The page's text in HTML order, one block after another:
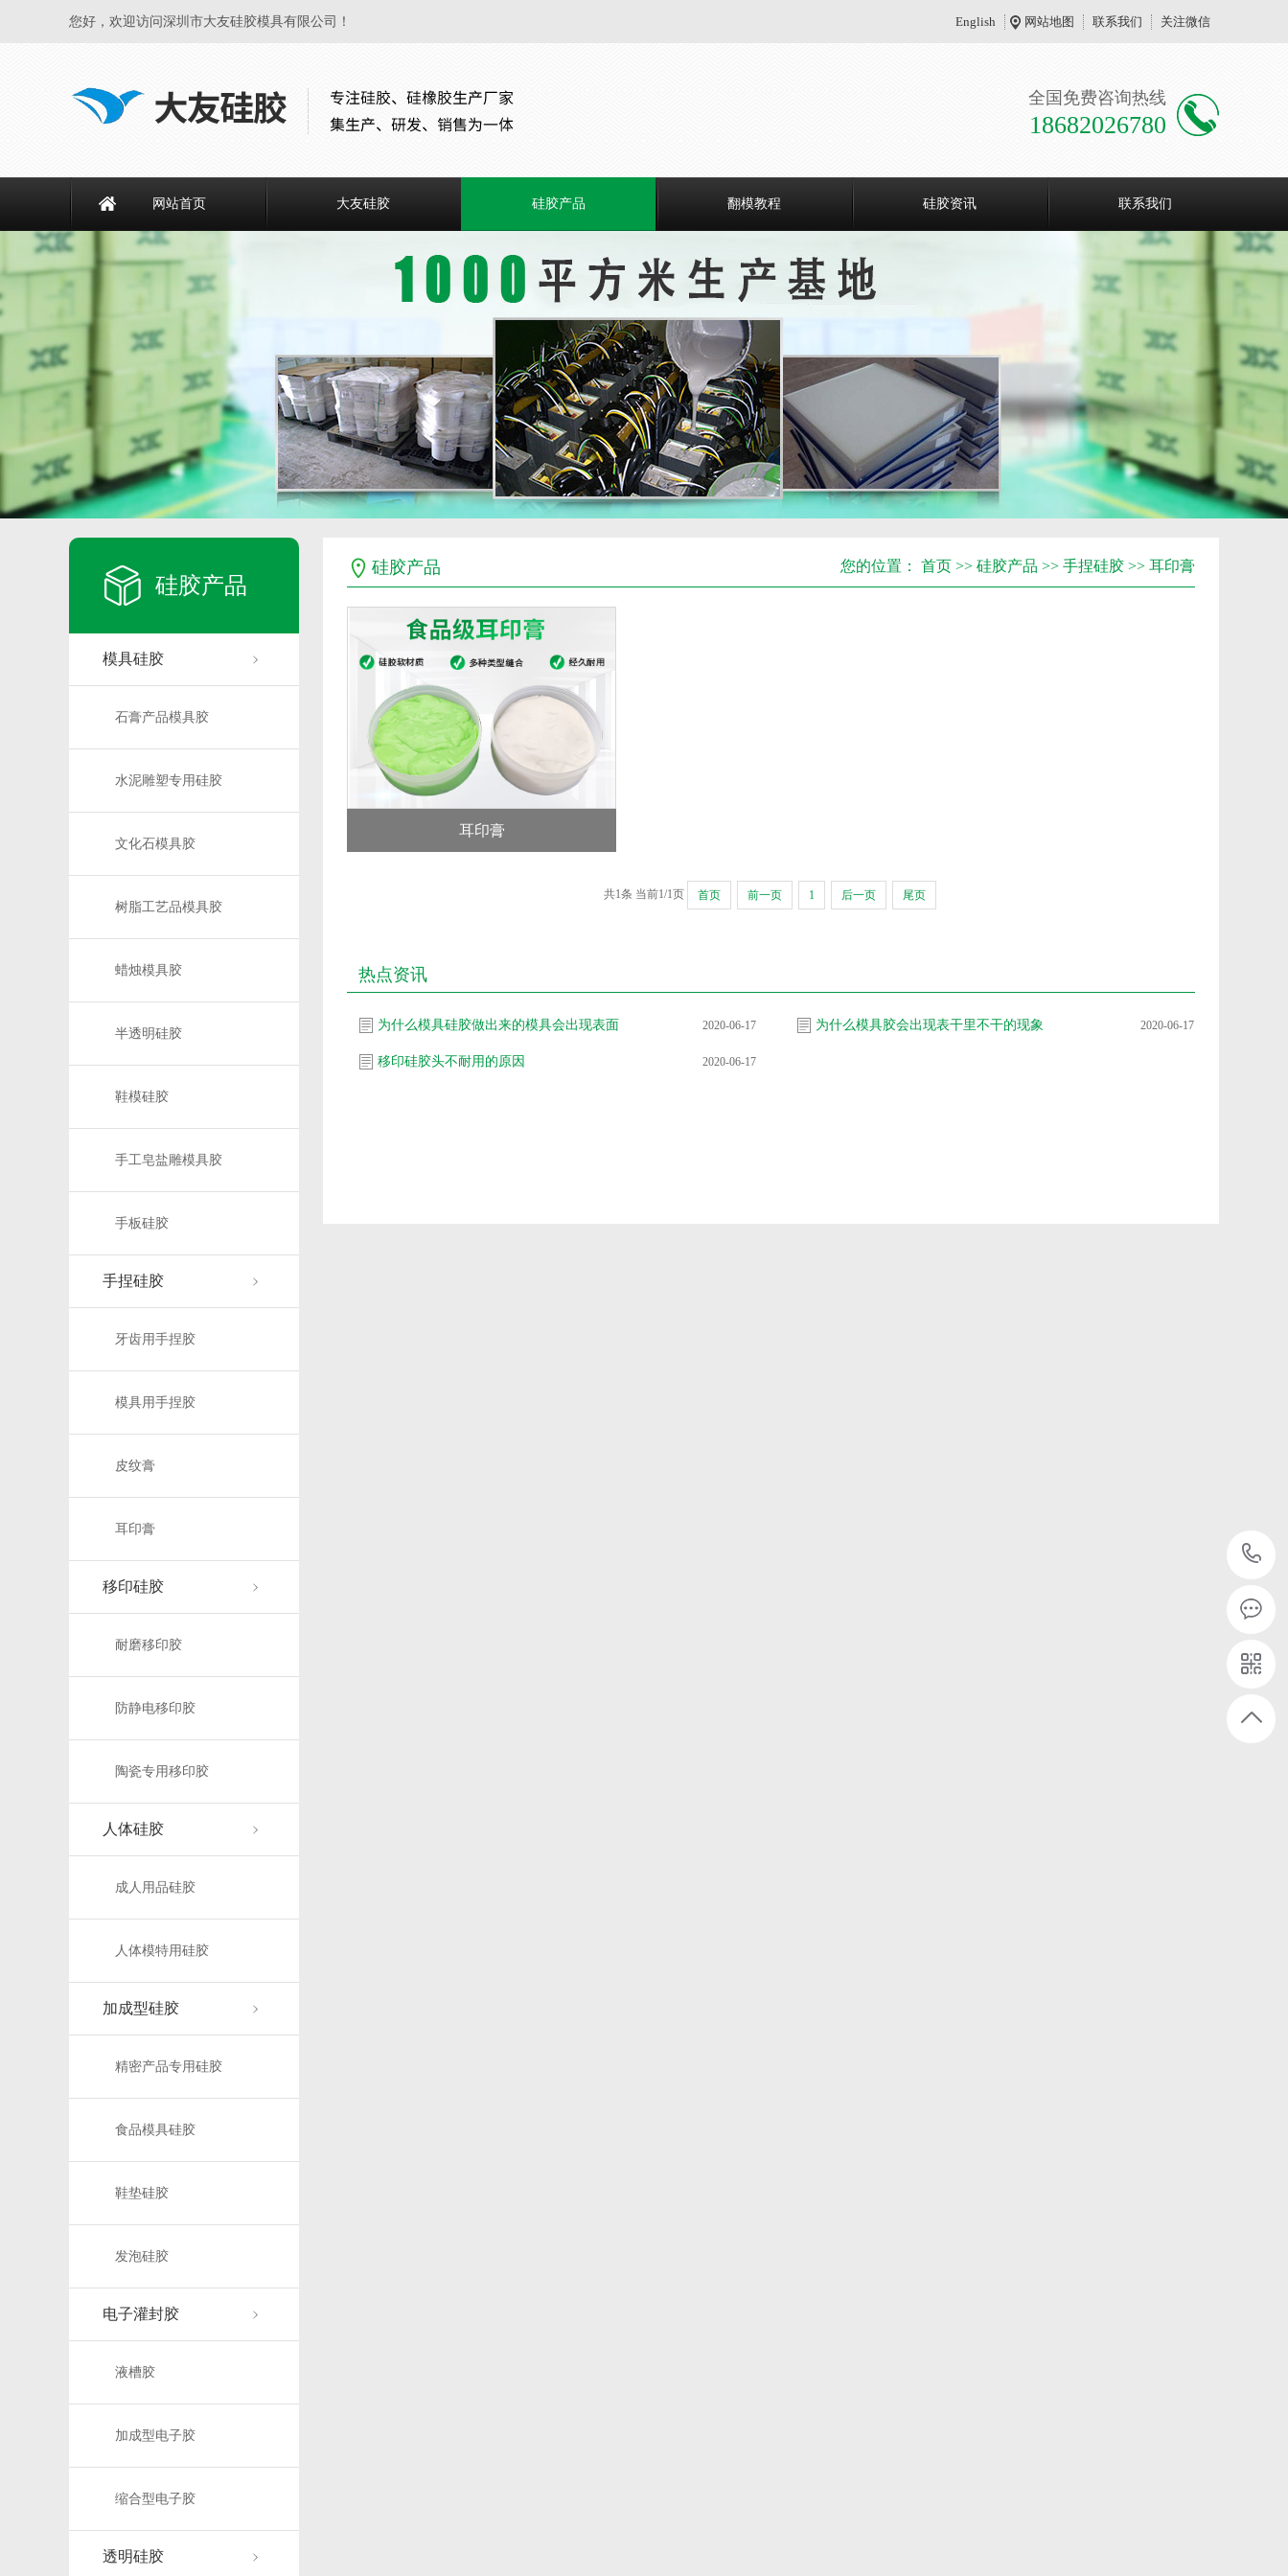
您好，欢迎访问深圳市大友硅胶模具有限公司！ English 网站地图 联系我们 关注微信
全国免费咨询热线
18682026780
网站首页 大友硅胶 硅胶产品 翻模教程 硅胶资讯 联系我们
硅胶产品
模具硅胶
石膏产品模具胶
水泥雕塑专用硅胶
文化石模具胶
树脂工艺品模具胶
蜡烛模具胶
半透明硅胶
鞋模硅胶
手工皂盐雕模具胶
手板硅胶
手捏硅胶
牙齿用手捏胶
模具用手捏胶
皮纹膏
耳印膏
移印硅胶
耐磨移印胶
防静电移印胶
陶瓷专用移印胶
人体硅胶
成人用品硅胶
人体模特用硅胶
加成型硅胶
精密产品专用硅胶
食品模具硅胶
鞋垫硅胶
发泡硅胶
电子灌封胶
液槽胶
加成型电子胶
缩合型电子胶
透明硅胶
硅胶产品 您的位置： 首页 >> 硅胶产品 >> 手捏硅胶 >> 耳印膏
耳印膏
共1条 当前1/1页 首页 前一页 1 后一页 尾页
热点资讯
为什么模具硅胶做出来的模具会出现表面 2020-06-17 为什么模具胶会出现表干里不干的现象 2020-06-17
移印硅胶头不耐用的原因 2020-06-17